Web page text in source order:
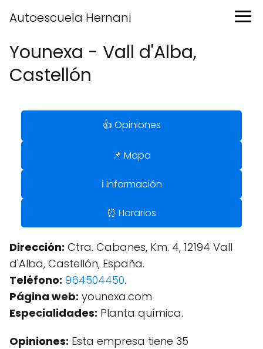
Autoescuela Hernani
Younexa - Vall d'Alba,
Castellón
👍 Opiniones
📌 Mapa
ℹ️ Información
⏰ Horarios
Dirección: Ctra. Cabanes, Km. 4, 12194 Vall
d'Alba, Castellón, España.
Teléfono: 964504450.
Página web: younexa.com
Especialidades: Planta química.
Opiniones: Esta empresa tiene 35